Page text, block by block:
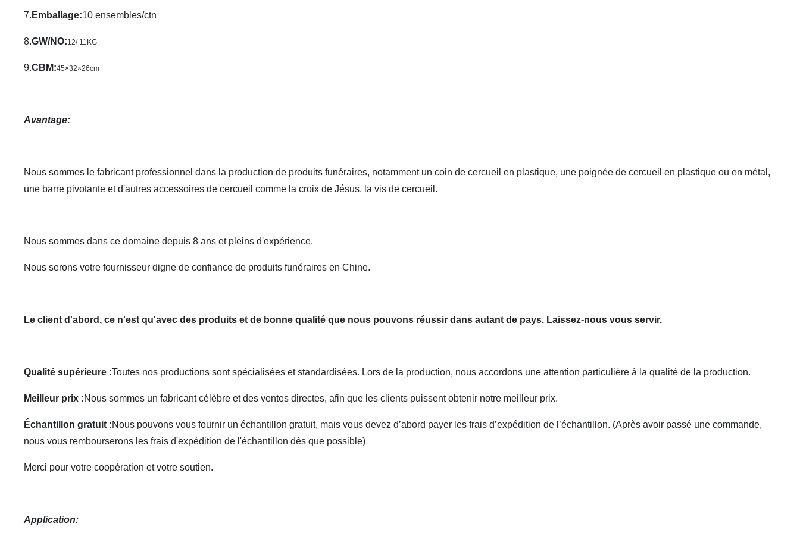
7. Emballage:10 ensembles/ctn
8.GW/NO:12/ 11KG
9.CBM:45×32×26cm
Avantage:
Nous sommes le fabricant professionnel dans la production de produits funéraires, notamment un coin de cercueil en plastique, une poignée de cercueil en plastique ou en métal,
une barre pivotante et d'autres accessoires de cercueil comme la croix de Jésus, la vis de cercueil.
Nous sommes dans ce domaine depuis 8 ans et pleins d'expérience.
Nous serons votre fournisseur digne de confiance de produits funéraires en Chine.
Le client d'abord, ce n'est qu'avec des produits et de bonne qualité que nous pouvons réussir dans autant de pays. Laissez-nous vous servir.
Qualité supérieure :Toutes nos productions sont spécialisées et standardisées. Lors de la production, nous accordons une attention particulière à la qualité de la production.
Meilleur prix :Nous sommes un fabricant célèbre et des ventes directes, afin que les clients puissent obtenir notre meilleur prix.
Échantillon gratuit :Nous pouvons vous fournir un échantillon gratuit, mais vous devez d’abord payer les frais d’expédition de l’échantillon. (Après avoir passé une commande,
nous vous rembourserons les frais d'expédition de l'échantillon dès que possible)
Merci pour votre coopération et votre soutien.
Application: